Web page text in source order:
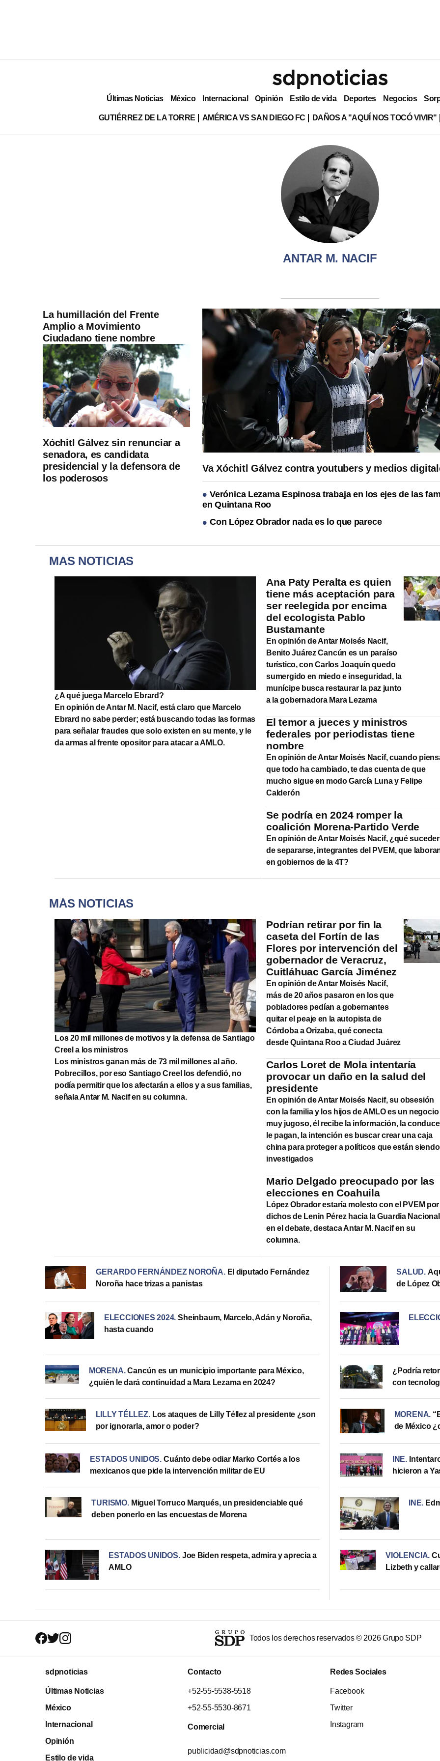
Últimas Noticias México Internacional Opinión Estilo de vida Deportes Negocios
GUTIÉRREZ DE LA TORRE AMÉRICA VS SAN DIEGO FC DAÑOS A "AQUÍ NOS TOCÓ VIVIR"
ANTAR M. NACIF
La humillación del Frente
Amplio a Movimiento
Ciudadano tiene nombre
Xóchitl Gálvez sin renunciar a
senadora, es candidata
presidencial y la defensora de
los poderosos
Va Xóchitl Gálvez contra youtubers y medios
Verónica Lezama Espinosa trabaja en los ejes de las
en Quintana Roo
Con López Obrador nada es lo que parece
MÁS NOTICIAS
¿A qué juega Marcelo Ebrard?
En opinión de Antar M. Nacif, está claro que Marcelo
Ebrard no sabe perder; está buscando todas las formas
para señalar fraudes que solo existen en su mente, y le
da armas al frente opositor para atacar a AMLO.
Ana Paty Peralta es quien
tiene más aceptación para
ser reelegida por encima
del ecologista Pablo
Bustamante
En opinión de Antar Moisés Nacif,
Benito Juárez Cancún es un paraíso
turístico, con Carlos Joaquín quedo
sumergido en miedo e inseguridad, la
munícipe busca restaurar la paz junto
a la gobernadora Mara Lezama
El temor a jueces y ministros
federales por periodistas tiene
nombre
En opinión de Antar Moisés Nacif, cuando
que todo ha cambiado, te das cuenta de que
mucho sigue en modo García Luna y Felipe
Calderón
Se podría en 2024 romper la
coalición Morena-Partido Verde
En opinión de Antar Moisés Nacif, ¿qué
de separarse, integrantes del PVEM, que
en gobiernos de la 4T?
MÁS NOTICIAS
Los 20 mil millones de motivos y la defensa de Santiago
Creel a los ministros
Los ministros ganan más de 73 mil millones al año.
Pobrecillos, por eso Santiago Creel los defendió, no
podía permitir que los afectarán a ellos y a sus familias,
señala Antar M. Nacif en su columna.
Podrían retirar por fin la
caseta del Fortín de las
Flores por intervención del
gobernador de Veracruz,
Cuitláhuac García Jiménez
En opinión de Antar Moisés Nacif,
más de 20 años pasaron en los que
pobladores pedían a gobernantes
quitar el peaje en la autopista de
Córdoba a Orizaba, qué conecta
desde Quintana Roo a Ciudad Juárez
Carlos Loret de Mola intentaría
provocar un daño en la salud del
presidente
En opinión de Antar Moisés Nacif, su obsesión
con la familia y los hijos de AMLO es un negocio
muy jugoso, él recibe la información, la
le pagan, la intención es buscar crear una caja
china para proteger a políticos que están siendo
investigados
Mario Delgado preocupado por las
elecciones en Coahuila
López Obrador estaría molesto con el PVEM por
dichos de Lenin Pérez hacia la Guardia Nacional
en el debate, destaca Antar M. Nacif en su
columna.
GERARDO FERNÁNDEZ NOROÑA. El diputado Fernández
Noroña hace trizas a panistas
SALUD.
de López
ELECCIONES 2024. Sheinbaum, Marcelo, Adán y Noroña,
hasta cuando
MORENA. Cancún es un municipio importante para México,
¿quién le dará continuidad a Mara Lezama en 2024?
¿Podría
con
LILLY TÉLLEZ. Los ataques de Lilly Téllez al presidente ¿son
por ignorarla, amor o poder?
MORENA.
de México
ESTADOS UNIDOS. Cuánto debe odiar Marko Cortés a los
mexicanos que pide la intervención militar de EU
INE.
hicieron a
TURISMO. Miguel Torruco Marqués, un presidenciable qué
deben ponerlo en las encuestas de Morena
INE.
ESTADOS UNIDOS. Joe Biden respeta, admira y aprecia a
AMLO
VIOLENCIA.
Lizbeth y
Todos los derechos reservados © 2026Grupo SDP
sdpnoticias
Últimas Noticias
México
Internacional
Opinión
Estilo de vida
Contacto
+52-55-5538-5518
+52-55-5530-8671
Comercial
publicidad@sdpnoticias.com
Redes Sociales
Facebook
Twitter
Instagram